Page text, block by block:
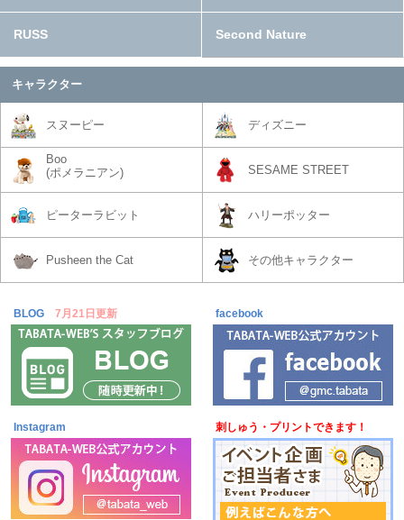
RUSS Second Nature
キャラクター
スヌーピー ディズニー
Boo
(ポメラニアン)
SESAME STREET
ピーターラビット ハリーポッター
Pusheen the Cat その他キャラクター
BLOG 7月21日更新 facebook
Instagram 刺しゅう・プリントできます！